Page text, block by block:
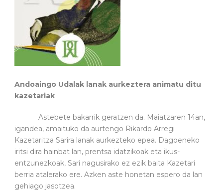
Andoaingo Udalak lanak aurkeztera animatu ditu
kazetariak
Astebete bakarrik geratzen da. Maiatzaren 14an,
igandea, amaituko da aurtengo Rikardo Arregi
Kazetaritza Sarira lanak aurkezteko epea. Dagoeneko
iritsi dira hainbat lan, prentsa idatzikoak eta ikus-
entzunezkoak, Sari nagusirako ez ezik baita Kazetari
berria atalerako ere. Azken aste honetan espero da lan
gehiago jasotzea.